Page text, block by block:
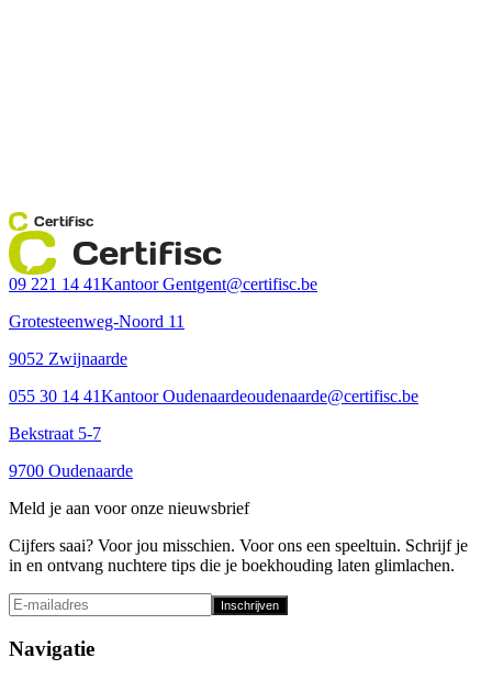
Certifisc
Certifisc
09 221 14 41Kantoor Gentgent@certifisc.be
Grotesteenweg-Noord 11
9052 Zwijnaarde
055 30 14 41Kantoor Oudenaardeoudenaarde@certifisc.be
Bekstraat 5-7
9700 Oudenaarde
Meld je aan voor onze nieuwsbrief
Cijfers saai? Voor jou misschien. Voor ons een speeltuin. Schrijf je
in en ontvang nuchtere tips die je boekhouding laten glimlachen.
Inschrijven
Navigatie